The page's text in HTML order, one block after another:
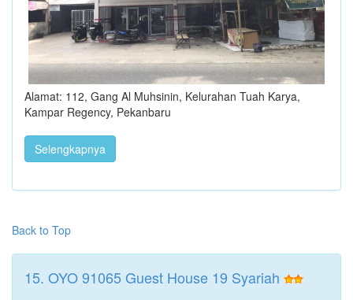
Alamat: 112, Gang Al Muhsinin, Kelurahan Tuah Karya,
Kampar Regency, Pekanbaru
Selengkapnya
Back to Top
15. OYO 91065 Guest House 19 Syariah